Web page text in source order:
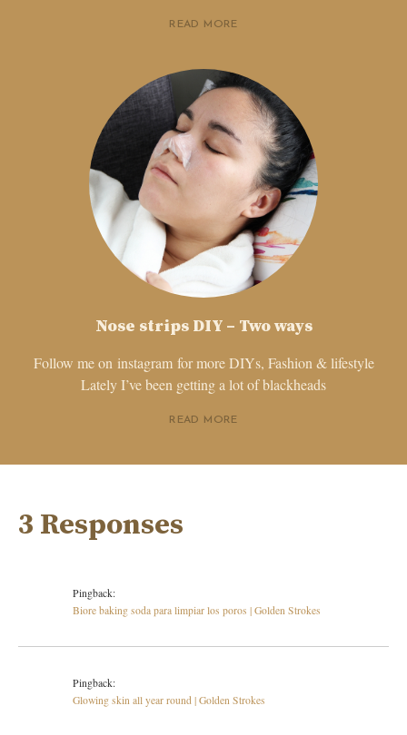
READ MORE
Nose strips DIY – Two ways
Follow me on instagram for more DIYs, Fashion & lifestyle
Lately I’ve been getting a lot of blackheads
READ MORE
3 Responses
Pingback:
Biore baking soda para limpiar los poros | Golden Strokes
Pingback:
Glowing skin all year round | Golden Strokes